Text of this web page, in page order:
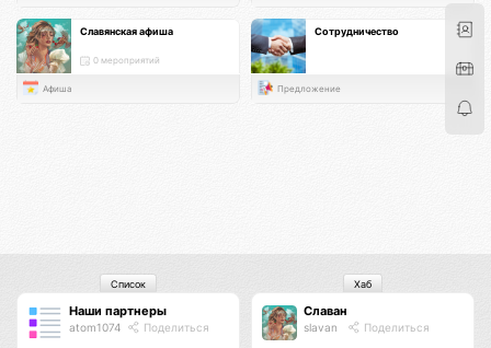
Славянская афиша
0 мероприятий
Афиша
Сотрудничество
Предложение
Наши партнеры
atom1074 Поделиться
Список
Славан
slavan Поделиться
Хаб